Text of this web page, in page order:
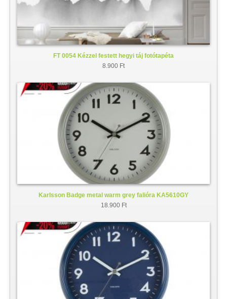
FT 0054 Kézzel festett hegyi táj fotótapéta
8.900 Ft
Karlsson Badge metal warm grey falióra KA5610GY
18.900 Ft